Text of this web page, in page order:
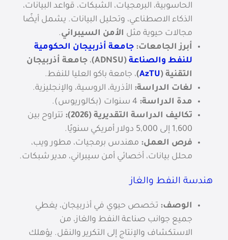
الحاسوبية، البرمجيات، الشبكات، قواعد البيانات،
الذكاء الاصطناعي، وتحليل البيانات. يشمل أيضًا
مجالات حيوية مثل الأمن السيبراني.
أبرز الجامعات: جامعة أذربيجان الحكومية
للنفط والصناعة (ADNSU) ، جامعة أذربيجان
التقنية (AzTU
)، جامعة باكو العليا للنفط.
لغات الدراسة: الأذرية، الروسية، والإنجليزية.
مدة الدراسة:
تكاليف الدراسة التقديرية (2026):
تتراوح بين
1,600 إلى 5,000 دولار أمريكي سنويًا.
فرص العمل: مهندس برمجيات، مطور ويب،
محلل بيانات، أخصائي أمن سيبراني، مدير شبكات.
هندسة النفط والغاز
الوصف: تخصص حيوي في أذربيجان، يغطي
جميع جوانب صناعة النفط والغاز، من
الاستكشاف والإنتاج إلى التكرير والنقل. يؤهلك